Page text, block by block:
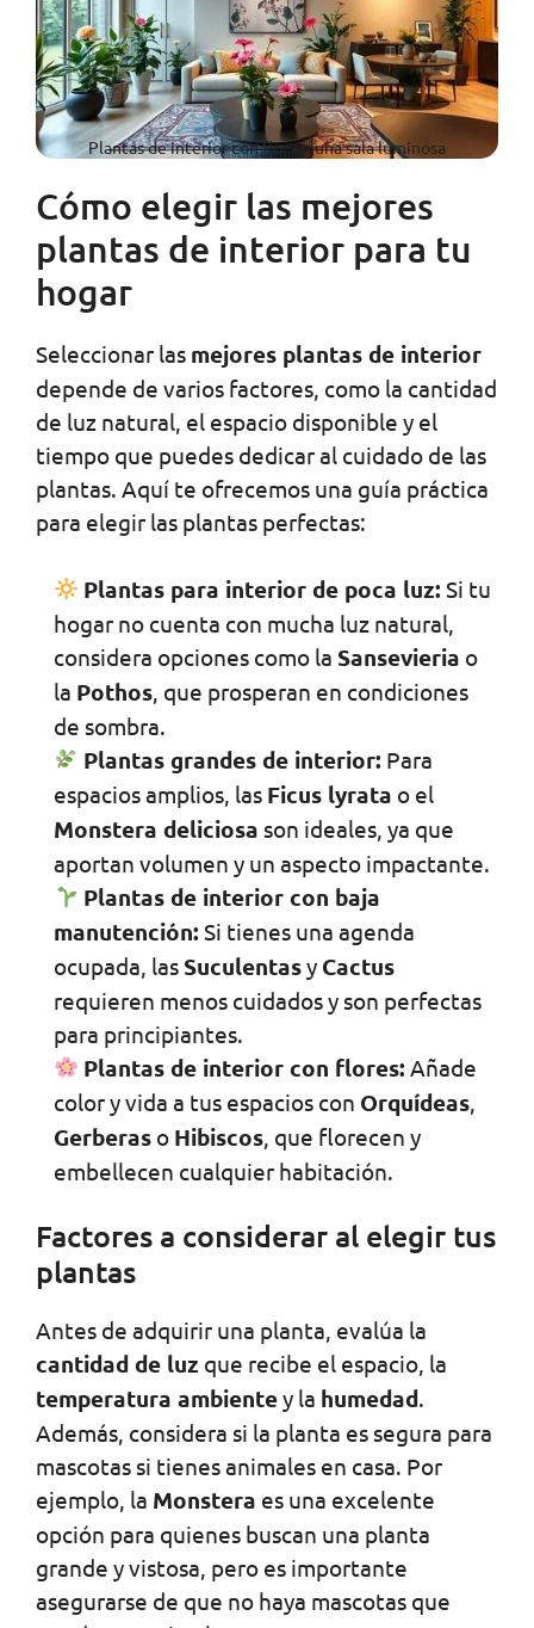
Plantas de interior con flor en una sala luminosa
Cómo elegir las mejores
plantas de interior para tu
hogar
Seleccionar las mejores plantas de interior
depende de varios factores, como la cantidad
de luz natural, el espacio disponible y el
tiempo que puedes dedicar al cuidado de las
plantas. Aquí te ofrecemos una guía práctica
para elegir las plantas perfectas:
Plantas para interior de poca luz: Si tu
hogar no cuenta con mucha luz natural,
considera opciones como la Sansevieria o
la Pothos , que prosperan en condiciones
de sombra.
Plantas grandes de interior: Para
espacios amplios, las Ficus lyrata o el
Monstera deliciosa son ideales, ya que
aportan volumen y un aspecto impactante.
Plantas de interior con baja
manutención: Si tienes una agenda
ocupada, las Suculentasy Cactus
requieren menos cuidados y son perfectas
para principiantes.
Plantas de interior con flores: Añade
color y vida a tus espacios con Orquídeas
Gerberas o Hibiscos , que florecen y
embellecen cualquier habitación.
Factores a considerar al elegir tus
plantas
Antes de adquirir una planta, evalúa la
cantidad de luz que recibe el espacio, la
temperatura ambientey la humedad.
Además, considera si la planta es segura para
mascotas si tienes animales en casa. Por
ejemplo, la Monstera es una excelente
opción para quienes buscan una planta
grande y vistosa, pero es importante
asegurarse de que no haya mascotas que